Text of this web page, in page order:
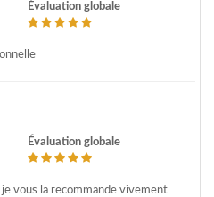
Évaluation globale
Évaluation globale
vous la recommande vivement